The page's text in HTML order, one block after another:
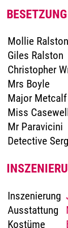
BESETZUNG
Mollie
Giles Ralston
Christopher
Mrs Boyle
Major Metcalf
Miss
Mr Paravicini
Detective
Inszenierung
Ausstattung
Kostüme